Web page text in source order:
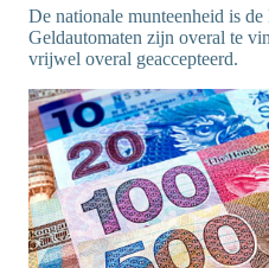
De nationale munteenheid is
Geldautomaten zijn overal te
vrijwel overal geaccepteerd.